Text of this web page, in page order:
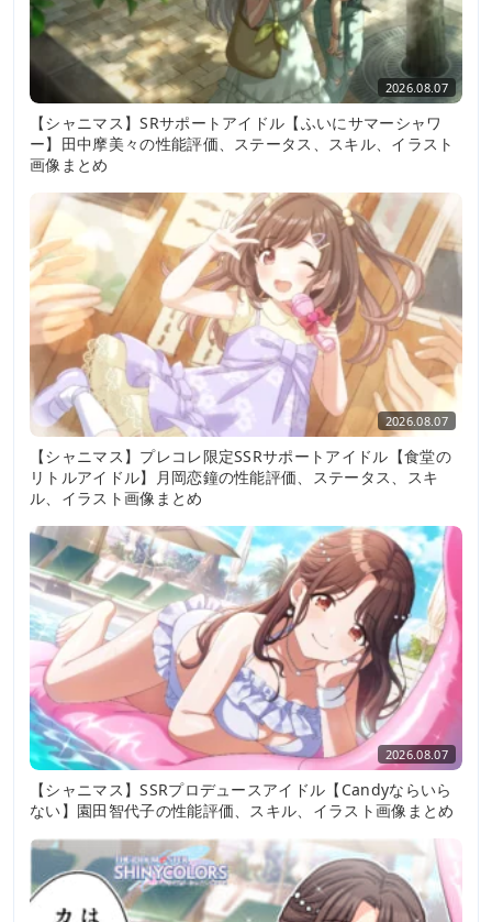
2026.08.07
【シャニマス】SRサポートアイドル【ふいにサマーシャワ
ー】田中摩美々の性能評価、ステータス、スキル、イラスト
画像まとめ
2026.08.07
【シャニマス】プレコレ限定SSRサポートアイドル【食堂の
リトルアイドル】月岡恋鐘の性能評価、ステータス、スキ
ル、イラスト画像まとめ
2026.08.07
【シャニマス】SSRプロデュースアイドル【Candyならいら
ない】園田智代子の性能評価、スキル、イラスト画像まとめ